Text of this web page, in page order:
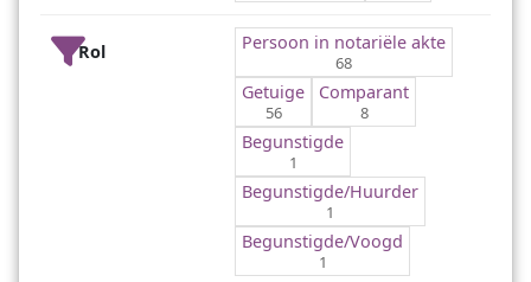
Rol Persoon in notariële akte
68
Getuige
56
Comparant
8
Begunstigde
1
Begunstigde/Huurder
1
Begunstigde/Voogd
1